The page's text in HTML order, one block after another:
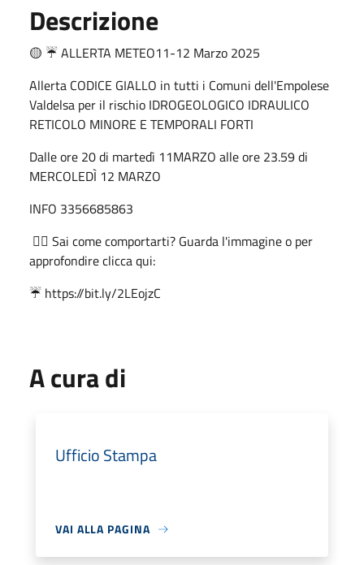
Descrizione
🟡 ☔ ALLERTA METEO11-12 Marzo 2025
Allerta CODICE GIALLO in tutti i Comuni dell'Empolese
Valdelsa per il rischio IDROGEOLOGICO IDRAULICO
RETICOLO MINORE E TEMPORALI FORTI
Dalle ore 20 di martedì 11MARZO alle ore 23.59 di
MERCOLEDÌ 12 MARZO
INFO 3356685863
👉🏻 Sai come comportarti? Guarda l'immagine o per
approfondire clicca qui:
☔ https://bit.ly/2LEojzC
A cura di
Ufficio Stampa
VAI ALLA PAGINA